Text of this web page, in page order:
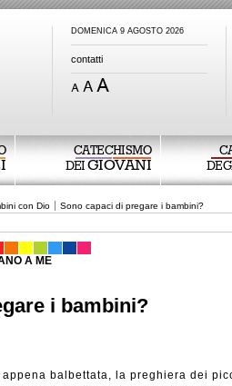
DOMENICA 9 AGOSTO 2026
contatti
CATECHISMO
DEIGIOVANI
con Dio Sono capaci di pregare i bambini?
A ME
i bambini?
balbettata, la preghiera dei